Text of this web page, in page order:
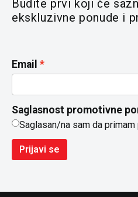
Budite prvi koji će
ekskluzivne ponude i
Email
Saglasnost promotivne
Saglasan/na sam da
Prijavi se